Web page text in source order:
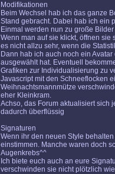
Modifikationen
Beim Wechsel hab ich das ganze
Stand gebracht. Dabei hab ich ein
Einmal werden nun zu große
Wenn man auf sie klickt, öffnen
es nicht allzu sehr, wenn die
Dann hab ich auch noch ein
ausgewählt hat. Eventuell
Grafiken zur Individualisierung zu
Javascript mit den Schneeflocken
Weihnachtsmannmütze
eher Kleinkram.
Achso, das Forum aktualisiert sich
dadurch überflüssig
Signaturen
Wenn ihr den neuen Style
einstimmen. Manche waren doch
Augenkrebs^^
Ich biete euch auch an eure
verschwinden sie nicht plötzlich